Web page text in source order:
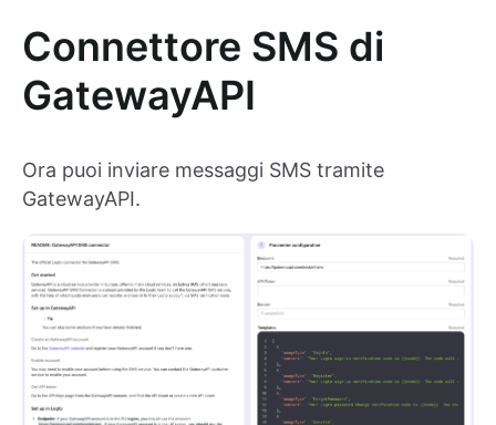
Connettore SMS di
GatewayAPI
Ora puoi inviare messaggi SMS tramite
GatewayAPI.